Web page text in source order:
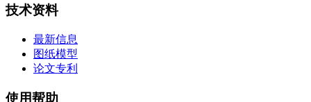
技术资料
最新信息
图纸模型
论文专利
使用帮助